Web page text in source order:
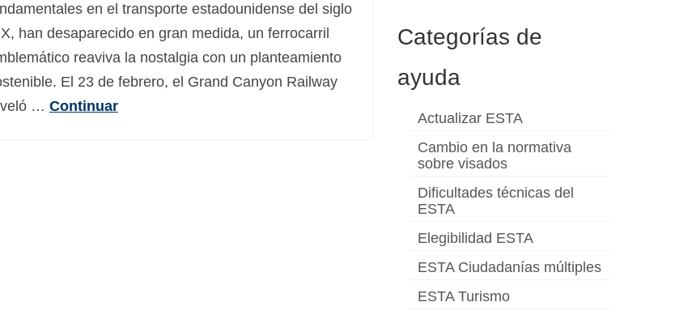
en el transporte estadounidense del siglo
han desaparecido en gran medida, un ferrocarril
reaviva la nostalgia con un planteamiento
El 23 de febrero, el Grand Canyon Railway
… Continuar
Categorías de
ayuda
Actualizar ESTA
Cambio en la normativa
sobre visados
Dificultades técnicas del
ESTA
Elegibilidad ESTA
ESTA Ciudadanías múltiples
ESTA Turismo